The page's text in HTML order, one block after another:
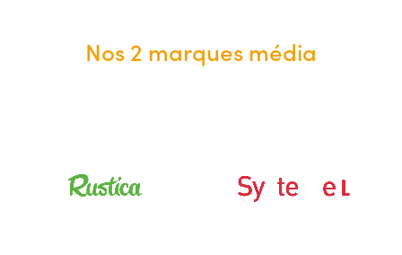
Nos 2 marques média